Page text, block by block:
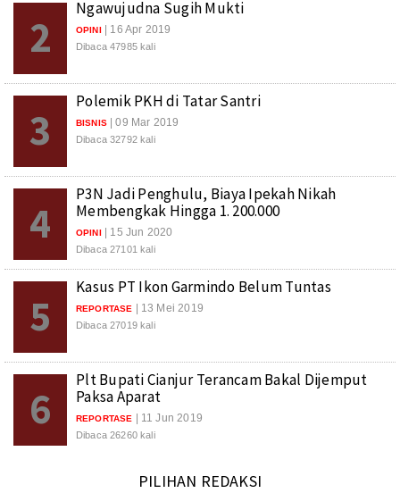
2
Ngawujudna Sugih Mukti
OPINI | 16 Apr 2019
Dibaca 47985 kali
3
Polemik PKH di Tatar Santri
BISNIS | 09 Mar 2019
Dibaca 32792 kali
4
P3N Jadi Penghulu, Biaya Ipekah Nikah
Membengkak Hingga 1. 200.000
OPINI | 15 Jun 2020
Dibaca 27101 kali
5
Kasus PT Ikon Garmindo Belum Tuntas
REPORTASE | 13 Mei 2019
Dibaca 27019 kali
6
Plt Bupati Cianjur Terancam Bakal Dijemput
Paksa Aparat
REPORTASE | 11 Jun 2019
Dibaca 26260 kali
PILIHAN REDAKSI